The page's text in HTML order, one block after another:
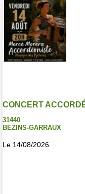
CONCERT
31440
BEZINS-GARRAUX
Le 14/08/2026